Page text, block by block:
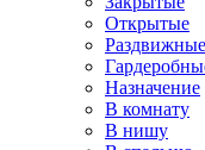
Открытые
Раздвижные
Назначение
В комнату
В нишу